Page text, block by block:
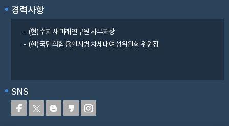
경력사항
(현) 수지 새미래연구원 사무처장
(현) 국민의힘 용인시병 차세대여성위원회 위원장
SNS